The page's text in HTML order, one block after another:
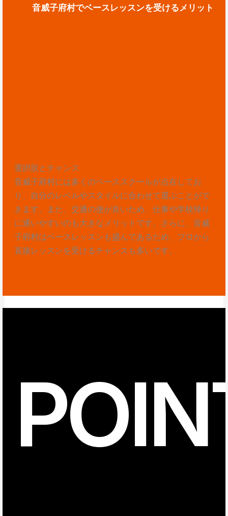
音威子府村でベースレッスンを受けるメリット
選択肢とチャンス
音威子府村には多くのベーススクールが点在してお
り、自分のレベルやスタイルに合わせて選ぶことがで
きます。また、交通の便が良いため、仕事や学校帰り
に通いやすいのも大きなメリットです。さらに、音威
子府村はベースレッスンも盛んであるため、プロから
直接レッスンを受けるチャンスも多いです。